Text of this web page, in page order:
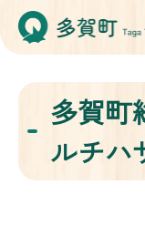
多賀町
ルチハ